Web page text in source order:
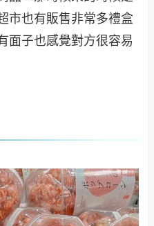
市也有販售非常多禮盒
面子也感覺對方很容易